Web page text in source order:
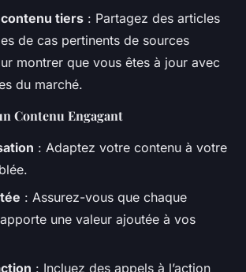
tiers : Partagez des articles
de cas pertinents de sources
montrer que vous êtes à jour avec
du marché.
Contenu Engagant
: Adaptez votre contenu à votre
: Assurez-vous que chaque
une valeur ajoutée à vos
: Incluez des appels à l’action